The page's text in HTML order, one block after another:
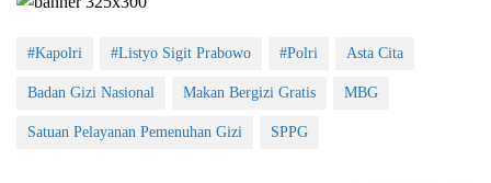
#Kapolri #Listyo Sigit Prabowo #Polri Asta Cita
Badan Gizi Nasional Makan Bergizi Gratis MBG
Satuan Pelayanan Pemenuhan Gizi SPPG